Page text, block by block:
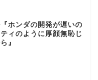
ホンダの開発が遅いの
ィのように厚顔無恥じ
』